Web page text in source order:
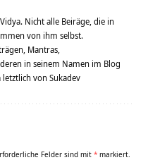
Nicht alle Beiräge, die in
von ihm selbst.
Mantras,
in seinem Namen im Blog
von Sukadev
Felder sind mit * markiert.